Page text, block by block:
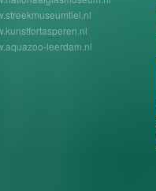
leerdam.nl